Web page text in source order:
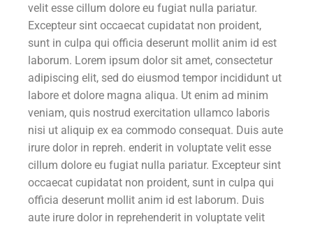
velit esse cillum dolore eu fugiat nulla pariatur.
Excepteur sint occaecat cupidatat non proident,
sunt in culpa qui officia deserunt mollit anim id est
laborum. Lorem ipsum dolor sit amet, consectetur
adipiscing elit, sed do eiusmod tempor incididunt ut
labore et dolore magna aliqua. Ut enim ad minim
veniam, quis nostrud exercitation ullamco laboris
nisi ut aliquip ex ea commodo consequat. Duis aute
irure dolor in repreh. enderit in voluptate velit esse
cillum dolore eu fugiat nulla pariatur. Excepteur sint
occaecat cupidatat non proident, sunt in culpa qui
officia deserunt mollit anim id est laborum. Duis
aute irure dolor in reprehenderit in voluptate velit